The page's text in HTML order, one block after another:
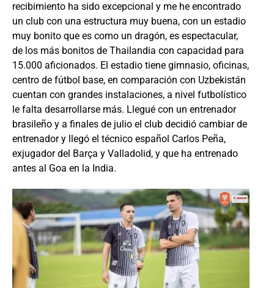
recibimiento ha sido excepcional y me he encontrado
un club con una estructura muy buena, con un estadio
muy bonito que es como un dragón, es espectacular,
de los más bonitos de Thailandia con capacidad para
15.000 aficionados. El estadio tiene gimnasio, oficinas,
centro de fútbol base, en comparación con Uzbekistán
cuentan con grandes instalaciones, a nivel futbolístico
le falta desarrollarse más. Llegué con un entrenador
brasileño y a finales de julio el club decidió cambiar de
entrenador y llegó el técnico español Carlos Peña,
exjugador del Barça y Valladolid, y que ha entrenado
antes al Goa en la India.